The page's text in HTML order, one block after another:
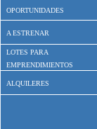
OPORTUNIDADES
A ESTRENAR
LOTES PARA
EMPRENDIMIENTOS
ALQUILERES